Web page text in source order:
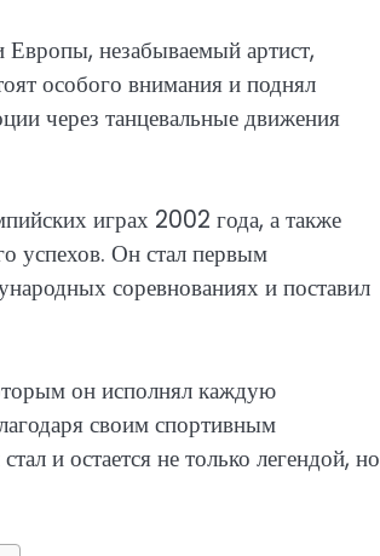
незабываемый артист,
особого внимания и поднял
через танцевальные движения
играх 2002 года, а также
успехов. Он стал первым
соревнованиях и поставил
он исполнял каждую
своим спортивным
и остается не только легендой, но